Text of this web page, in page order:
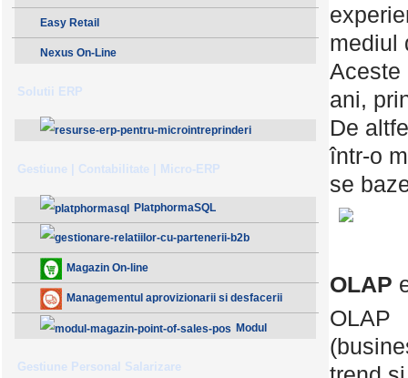
Easy Retail
Nexus On-Line
Solutii ERP
Gestiune | Contabilitate | Micro-ERP
PlatphormaSQL
Gestionare Relatiilor cu Partenerii (B2B)
Magazin On-line
Managementul aprovizionarii si desfacerii
Modul
Gestiune Personal Salarizare
mediul
Aceste
ani,
De
într-o
se
OLAP
OLAP